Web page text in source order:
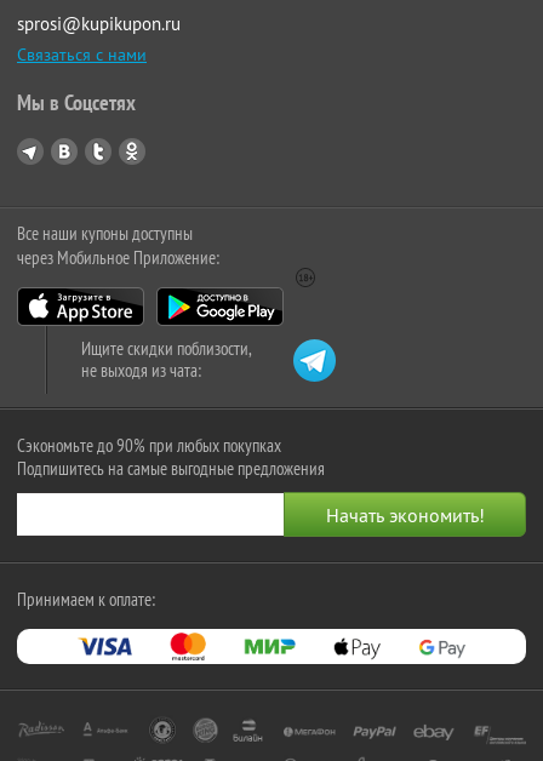
sprosi@kupikupon.ru
Связаться с нами
Мы в Соцсетях
Все наши купоны доступны
через Мобильное Приложение:
Ищите скидки поблизости,
не выходя из чата:
Сэкономьте до 90% при любых покупках
Подпишитесь на самые выгодные предложения
Принимаем к оплате: